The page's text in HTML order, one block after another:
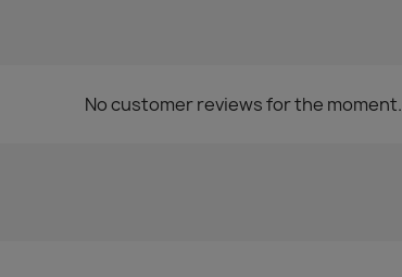
No customer reviews for the moment.